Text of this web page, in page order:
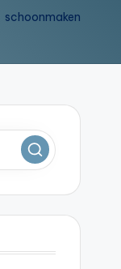
schoonmaken